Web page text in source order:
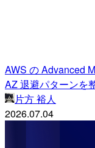
AWS の Advanced
AZ 退避パターンを
片方 裕人
2026.07.04